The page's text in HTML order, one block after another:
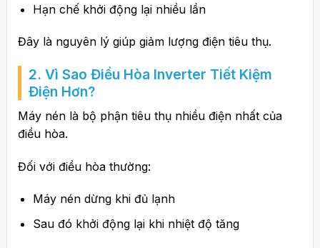
Hạn chế khởi động lại nhiều lần
Đây là nguyên lý giúp giảm lượng điện tiêu thụ.
2. Vì Sao Điều Hòa Inverter Tiết Kiệm
Điện Hơn?
Máy nén là bộ phận tiêu thụ nhiều điện nhất của
điều hòa.
Đối với điều hòa thường:
Máy nén dừng khi đủ lạnh
Sau đó khởi động lại khi nhiệt độ tăng